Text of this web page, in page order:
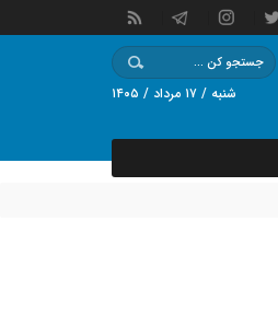
شنبه / ۱۷ مرداد / ۱۴۰۵